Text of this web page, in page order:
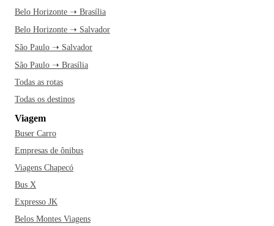
Belo Horizonte ➝ Brasília
Belo Horizonte ➝ Salvador
São Paulo ➝ Salvador
São Paulo ➝ Brasília
Todas as rotas
Todas os destinos
Viagem
Buser Carro
Empresas de ônibus
Viagens Chapecó
Bus X
Expresso JK
Belos Montes Viagens